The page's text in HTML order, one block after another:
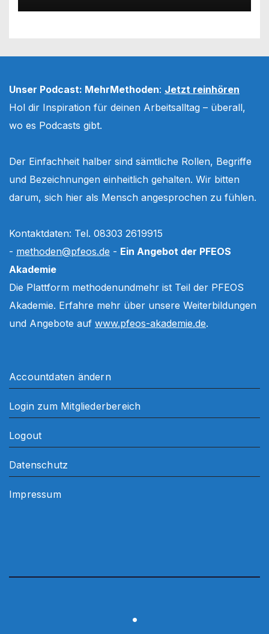
Unser Podcast: MehrMethoden: Jetzt reinhören
Hol dir Inspiration für deinen Arbeitsalltag – überall,
wo es Podcasts gibt.
Der Einfachheit halber sind sämtliche Rollen, Begriffe
und Bezeichnungen einheitlich gehalten. Wir bitten
darum, sich hier als Mensch angesprochen zu fühlen.
Kontaktdaten: Tel. 08303 2619915
- methoden@pfeos.de - Ein Angebot der PFEOS
Akademie
Die Plattform methodenundmehr ist Teil der PFEOS
Akademie. Erfahre mehr über unsere Weiterbildungen
und Angebote auf www.pfeos-akademie.de.
Accountdaten ändern
Login zum Mitgliederbereich
Logout
Datenschutz
Impressum
.